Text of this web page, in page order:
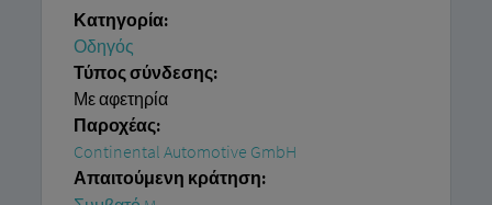
Κατηγορία:
Οδηγός
Τύπος σύνδεσης:
Με αφετηρία
Παροχέας:
Continental Automotive GmbH
Απαιτούμενη κράτηση: